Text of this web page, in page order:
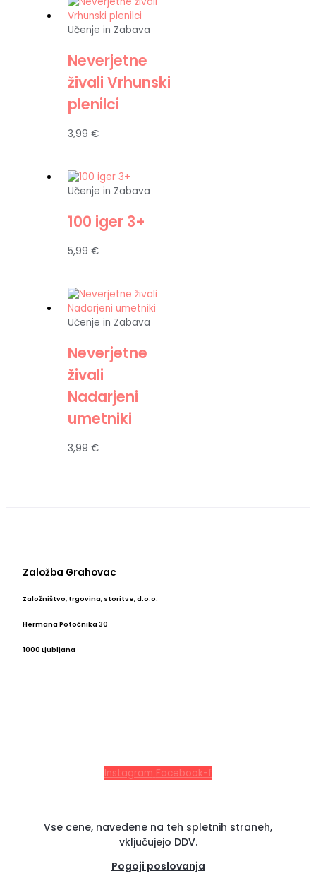
Učenje in Zabava
Neverjetne
živali Vrhunski
plenilci
3,99€
Učenje in Zabava
100 iger 3+
5,99€
Učenje in Zabava
Neverjetne
živali
Nadarjeni
umetniki
3,99€
Založba Grahovac
Založništvo, trgovina, storitve, d.o.o.
Hermana Potočnika 30
1000 Ljubljana
Instagram Facebook-f
Vse cene, navedene na teh spletnih straneh,
vključujejo DDV.
Pogoji poslovanja